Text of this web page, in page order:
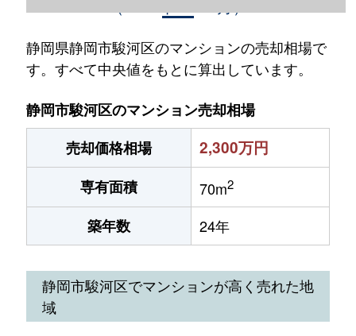
静岡県静岡市駿河区のマンションの売却相場で
す。すべて中央値をもとに算出しています。
静岡市駿河区のマンション売却相場
売却価格相場
2,300万円
専有面積 70m2
築年数 24年
静岡市駿河区でマンションが高く売れた地
域